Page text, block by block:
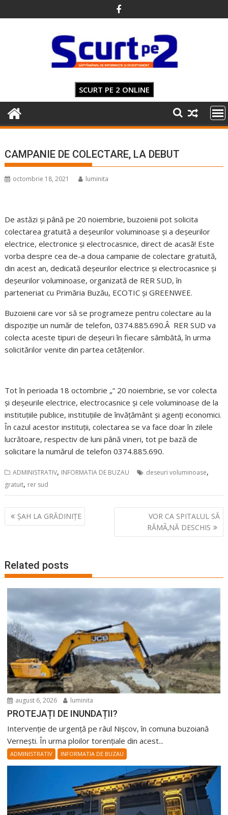
to
SCURT PE 2 ONLINE
CAMPANIE DE COLECTARE, LA DEBUT
octombrie 18, 2021 luminita
De astăzi și până pe 20 noiembrie, buzoienii pot solicita
colectarea gratuită a deșeurilor voluminoase și a deșeurilor
electrice, electronice și electrocasnice, direct de acasă! Este
vorba despre cea de-a doua campanie de colectare gratuită,
din acest an, dedicată deșeurilor electrice și electrocasnice și
deșeurilor voluminoase, organizată de RER SUD, în
parteneriat cu Primăria Buzău, ECOTIC și GREENWEE.
Buzoienii care vor să se programeze pentru colectare au la
dispoziție un număr de telefon, 0374.885.690.Â RER SUD va
colecta aceste tipuri de deșeuri în fiecare sâmbătă, în urma
solicitărilor venite din partea cetățenilor.
Tot în perioada 18 octombrie „“ 20 noiembrie, se vor colecta
și deșeurile electrice, electrocasnice și cele voluminoase de la
instituțiile publice, instituțiile de învățământ și agenți economici.
În cazul acestor instituții, colectarea se va face doar în zilele
lucrătoare, respectiv de luni până vineri, tot pe bază de
solicitare la numărul de telefon 0374.885.690.
ADMINISTRATIV, INFORMATIA DE BUZAU deseuri voluminoase,
gratuit, rer sud
Navigare
în
ȘAH LA GRĂDINIȚE
VOR CA SPITALUL SĂ
RĂMÃ‚NĂ DESCHIS
Related posts
august 6, 2026 luminita
PROTEJAȚI DE INUNDAȚII?
Intervenție de urgență pe râul Nișcov, în comuna buzoiană
Vernești. În urma ploilor torențiale din acest...
ADMINISTRATIV INFORMATIA DE BUZAU